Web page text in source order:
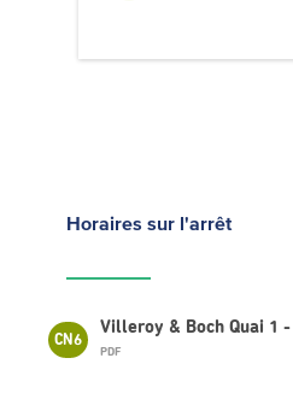
Horaires sur l'arrêt
CN6
Villeroy & Boch Quai 1 -
PDF